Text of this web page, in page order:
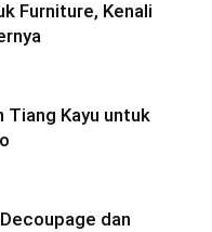
Furniture, Kenali
Tiang Kayu untuk
dan